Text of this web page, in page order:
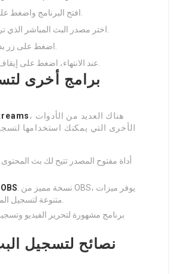
برامج أخرى
، هناك العديد من الأدوات
الأخرى التي يمكنك استخدامها
: نسخة مميز من OBS، يوفر ميزات
نصائح لتسجيل